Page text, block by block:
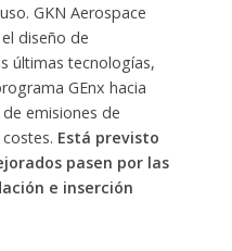
GKN Aerospace
diseño de
últimas tecnologías,
GEnx hacia
emisiones de
Está previsto
pasen por las
e inserción